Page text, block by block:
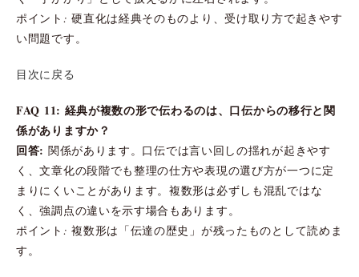
ポイント: 硬直化は経典そのものより、受け取り方で起きやす
い問題です。
目次に戻る
FAQ 11: 経典が複数の形で伝わるのは、口伝からの移行と関
係がありますか？
回答: 関係があります。口伝では言い回しの揺れが起きやす
く、文章化の段階でも整理の仕方や表現の選び方が一つに定
まりにくいことがあります。複数形は必ずしも混乱ではな
く、強調点の違いを示す場合もあります。
ポイント: 複数形は「伝達の歴史」が残ったものとして読めま
す。